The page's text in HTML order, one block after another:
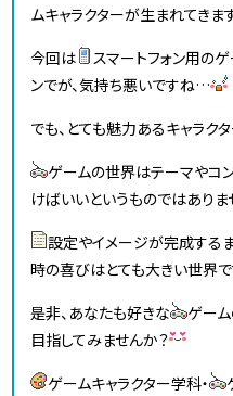
ムキャラクターが生まれてきます
今回は
スマートフォン用の
ンでが、気持ち悪いですね…
でも、とても魅力あるキャラク
ゲームの世界はテーマやコ
けばいいというものではありま
設定やイメージが完成する
時の喜びはとても大きい世界で
是非、あなたも好きな
ゲー
目指してみませんか？
ゲームキャラクター学科・